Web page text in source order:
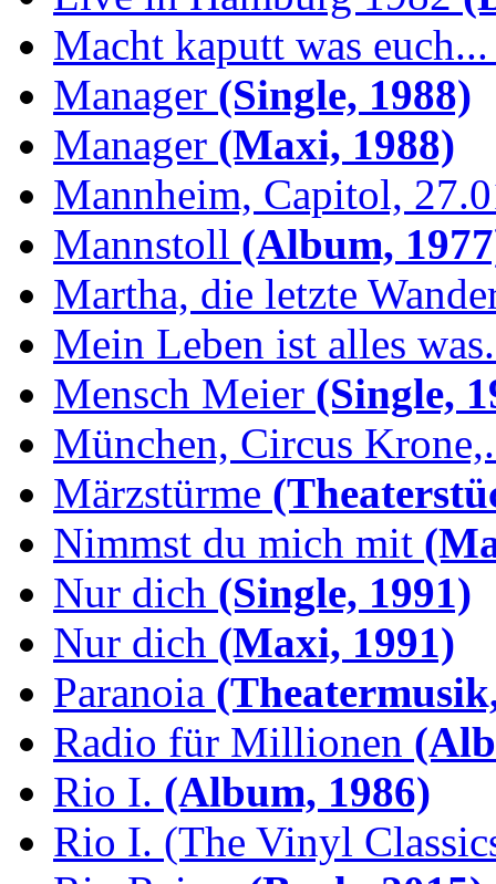
Macht kaputt was euch...
Manager (Single, 1988)
Manager (Maxi, 1988)
Mannheim, Capitol,
Mannstoll (Album,
Martha, die letzte
Mein Leben ist alles
Mensch Meier (Single,
München, Circus
Märzstürme
Nimmst du mich mit
Nur dich (Single, 1991)
Nur dich (Maxi, 1991)
Paranoia
Radio für Millionen
Rio I. (Album, 1986)
Rio I. (The Vinyl